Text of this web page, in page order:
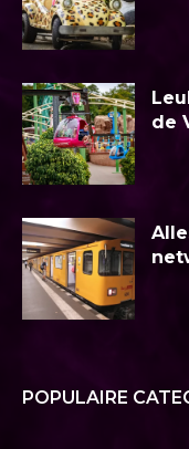
de
POPULAIRE